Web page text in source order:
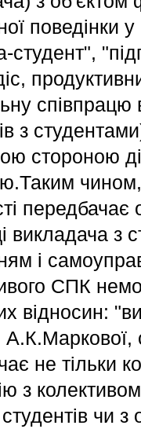
поведінки у
студент",
співпрацю
з
стороною
викладача з
і
СПК
відносин:
не тільки
з
чи